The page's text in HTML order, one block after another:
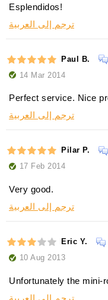
Esplendidos!
ترجم إلى العربية
Paul B.
14 Mar 2014
Perfect service. Nice
ترجم إلى العربية
Pilar P.
17 Feb 2014
Very good.
ترجم إلى العربية
Eric Y.
10 Aug 2013
Unfortunately the mini-
ترجم إلى العربية